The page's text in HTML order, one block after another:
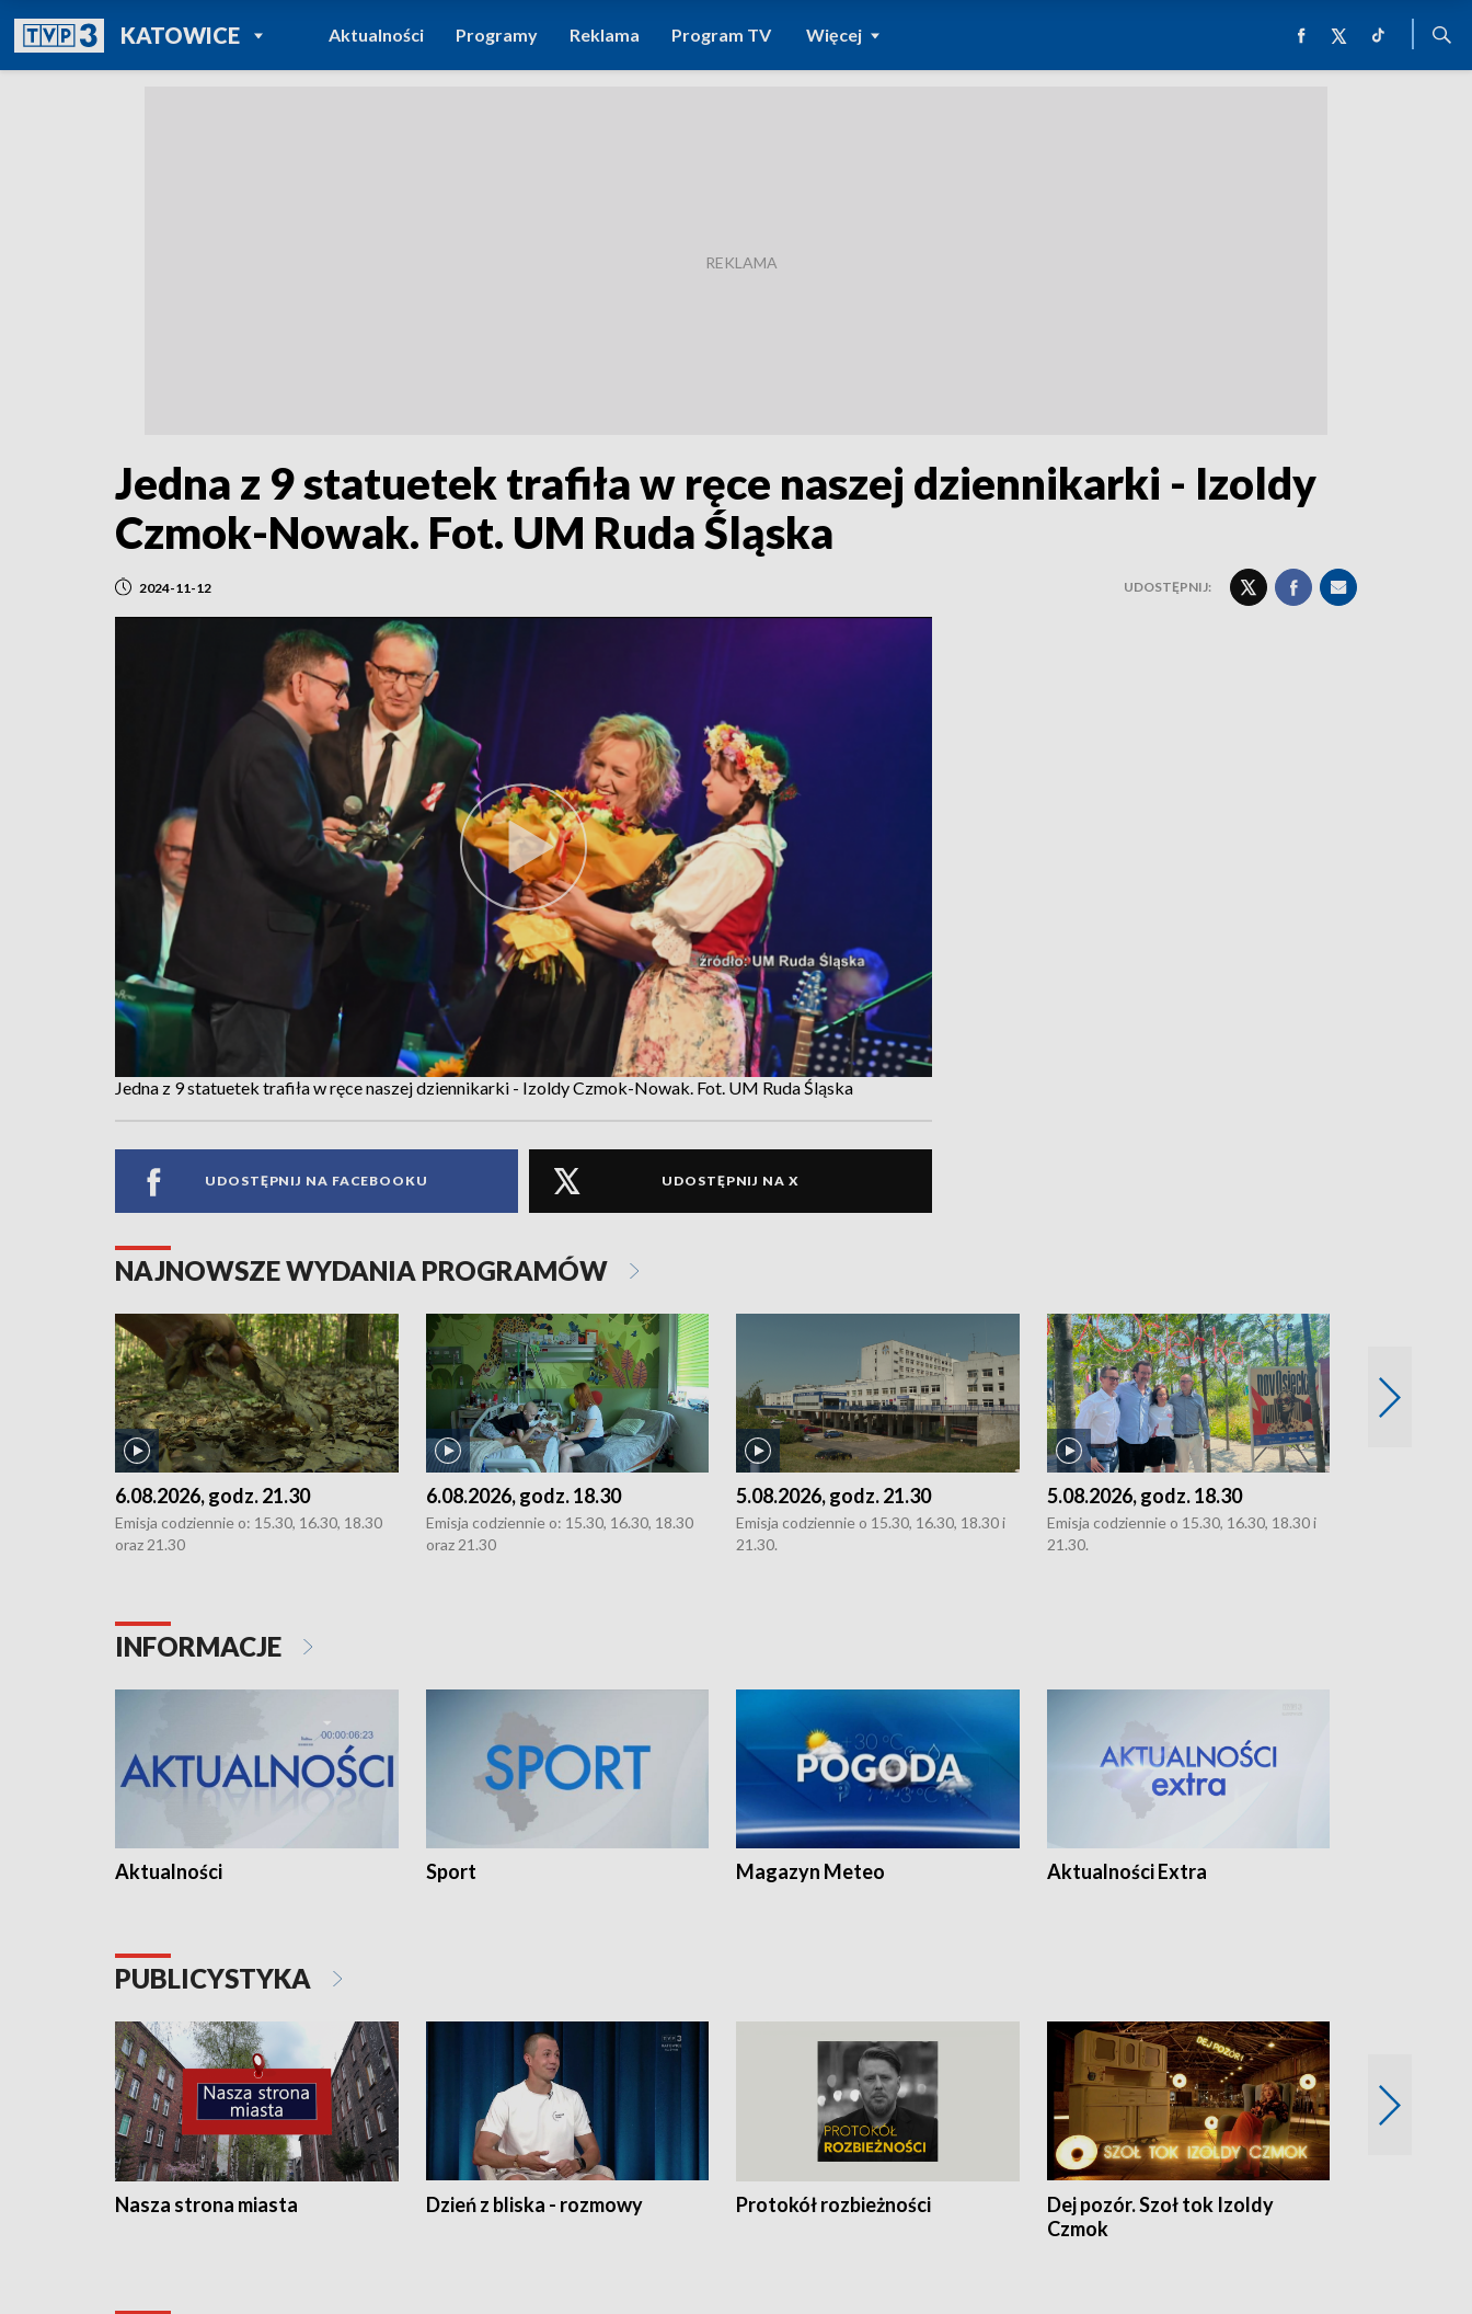
KATOWICEPOWRÓT DO
TVP REGIONY
Aktualności Programy Reklama Program TV Więcej
Jedna z 9 statuetek trafiła w ręce naszej dziennikarki - Izoldy
Czmok-Nowak. Fot. UM Ruda Śląska
2024-11-12 UDOSTĘPNIJ:
Jedna z 9 statuetek trafiła w ręce naszej dziennikarki - Izoldy Czmok-Nowak. Fot. UM Ruda Śląska
UDOSTĘPNIJ NA FACEBOOKU UDOSTĘPNIJ NA X
NAJNOWSZE WYDANIA PROGRAMÓW
6.08.2026, godz. 21.30
Emisja codziennie o: 15.30, 16.30, 18.30
oraz 21.30
6.08.2026, godz. 18.30
Emisja codziennie o: 15.30, 16.30, 18.30
oraz 21.30
5.08.2026, godz. 21.30
Emisja codziennie o 15.30, 16.30, 18.30 i
21.30.
5.08.2026, godz. 18.30
Emisja codziennie o 15.30, 16.30, 18.30 i
21.30.
INFORMACJE
Aktualności Sport Magazyn Meteo Aktualności Extra
PUBLICYSTYKA
Nasza strona miasta Dzień z bliska - rozmowy Protokół rozbieżności
Dej pozór. Szoł tok Izoldy
Czmok